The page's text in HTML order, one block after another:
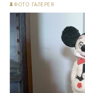
ФОТО ГАЛЕРЕЯ